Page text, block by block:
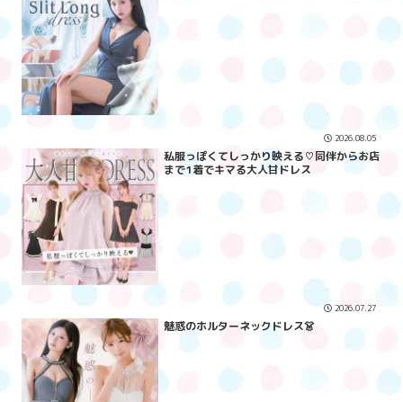
2026.08.05
私服っぽくてしっかり映える♡同伴からお店
まで1着でキマる大人甘ドレス
2026.07.27
魅惑のホルターネックドレス👗